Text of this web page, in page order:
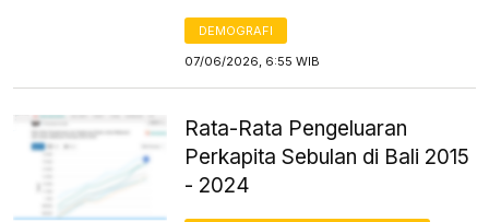
DEMOGRAFI
07/06/2026, 6:55 WIB
Rata-Rata Pengeluaran
Perkapita Sebulan di Bali 2015
- 2024